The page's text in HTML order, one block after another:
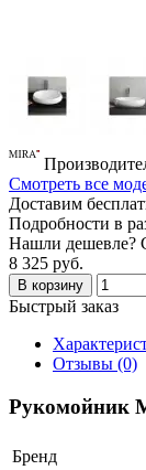
Смотреть все
Доставим
Подробности в
Нашли дешевле?
8 325 руб.
В корзину
Быстрый заказ
Отзывы (0)
Рукомойник
Бренд